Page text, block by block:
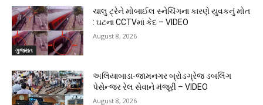
ગુજરાત
ચાલુ ટ્રેને મોબાઈલ સ્નેચિંગના કારણે યુવકનું મોત
: ઘટના CCTVમાં કેદ – VIDEO
August 8, 2026
અલિયાબાડા-જામનગર બ્રોડગ્રેજ ડબલિંગ
પેસેન્જર રેલ સેવાને મંજૂરી – VIDEO
August 8, 2026